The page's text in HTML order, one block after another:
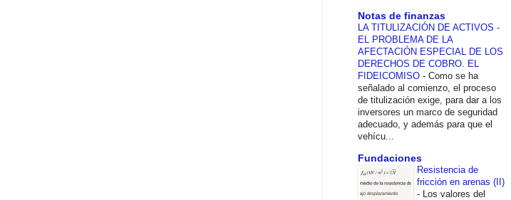
Notas de finanzas
LA TITULIZACIÓN DE ACTIVOS -
EL PROBLEMA DE LA
AFECTACIÓN ESPECIAL DE LOS
DERECHOS DE COBRO. EL
FIDEICOMISO - Como se ha
señalado al comienzo, el proceso
de titulización exige, para dar a los
inversores un marco de seguridad
adecuado, y además para que el
vehícu...
Fundaciones
Resistencia de
fricción en arenas (II)
-
Los valores del